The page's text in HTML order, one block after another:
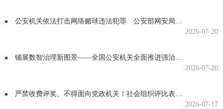
公安机关依法打击网络赌球违法犯罪 公安部网安局公布10起典型案例
2026-07-20
铺展数智治理新图景——全国公安机关全面推进强治理工作系列述评之科技篇
2026-07-20
严禁收费评奖、不得面向党政机关！社会组织评比表彰明确禁止情形
2026-07-17